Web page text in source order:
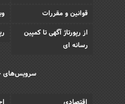
قوانین و مقررات
از رپورتاژ آگهی تا کمپین
رسانه ای
سرویس‌های